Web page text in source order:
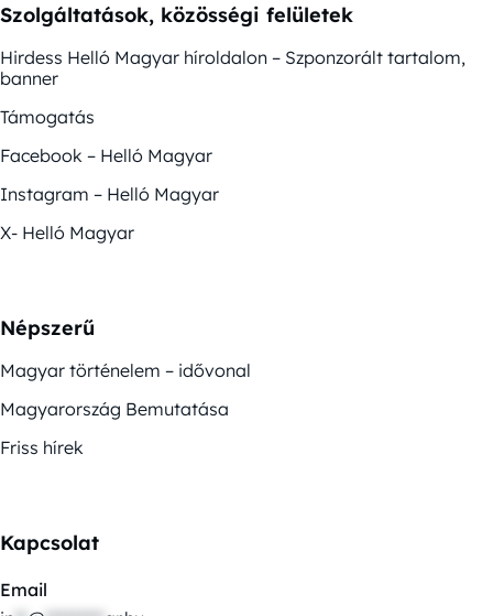
Szolgáltatások, közösségi felületek
Hirdess Helló Magyar híroldalon – Szponzorált tartalom,
banner
Támogatás
Facebook – Helló Magyar
Instagram – Helló Magyar
X- Helló Magyar
Népszerű
Magyar történelem – idővonal
Magyarország Bemutatása
Friss hírek
Kapcsolat
Email